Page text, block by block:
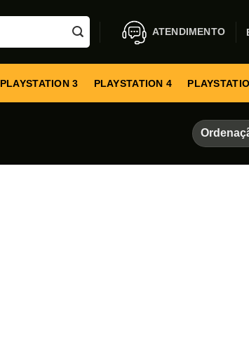
ATENDIMENTO
PLAYSTATION 3 PLAYSTATION 4